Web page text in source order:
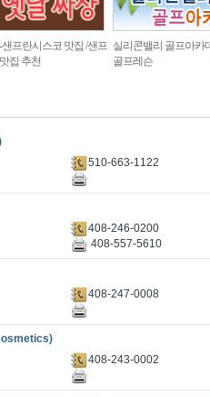
프란시스코 맛집 /샌프
집 추천
실리콘밸리 골프아카
골프레슨
510-663-1122
408-246-0200
408-557-5610
408-247-0008
408-243-0002